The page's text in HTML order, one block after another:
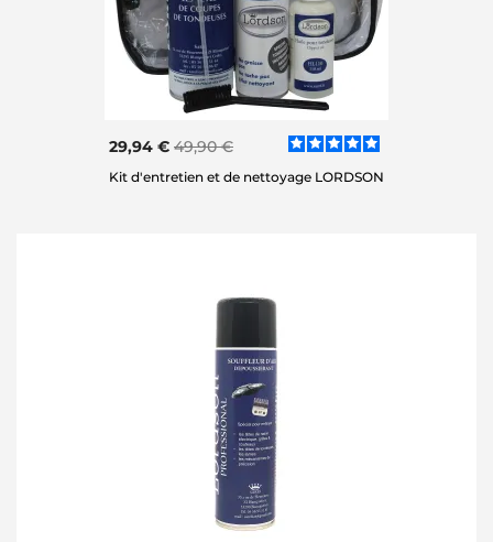
29,94 € 49,90 €
Kit d'entretien et de nettoyage LORDSON